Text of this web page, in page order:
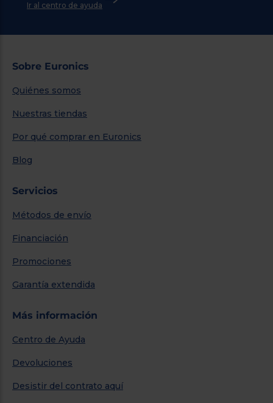
Ir al centro de ayuda
Sobre Euronics
Quiénes somos
Nuestras tiendas
Por qué comprar en Euronics
Blog
Servicios
Métodos de envío
Financiación
Promociones
Garantía extendida
Más información
Centro de Ayuda
Devoluciones
Desistir del contrato aquí